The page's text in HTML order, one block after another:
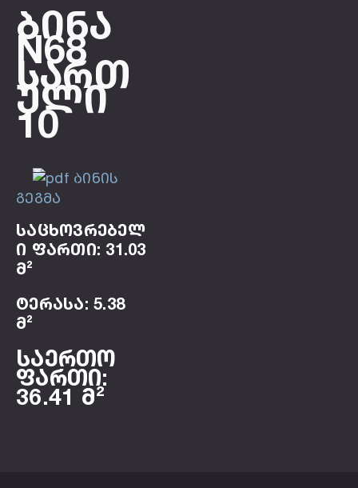
Ბინა
N68
Სართ
Ული
10
ბინის
გეგმა
საცხოვრებელ
ი ფართი: 31.03
მ²
ტერასა: 5.38
მ²
საერთო
ფართი:
36.41 მ²